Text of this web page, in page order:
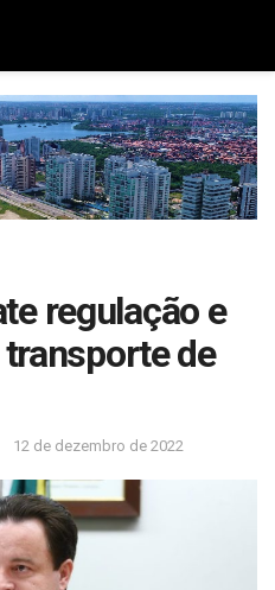
regulação e
de
12 de dezembro de 2022